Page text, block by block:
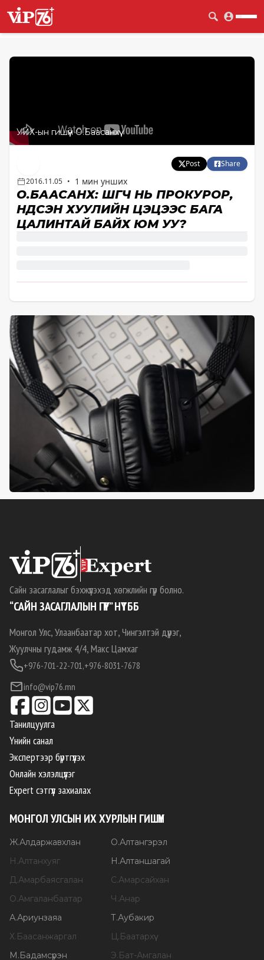
УИХ-ын гишүүн О.Баасанхүү
Post
Share
2016.11.05 • 1 мин унших
О.БААСАНХҮҮ: ШҮҮГЧ НЬ ПРОКУРОР,
ҮНДСЭН ХУУЛИЙН ЦЭЦЭЭС БАГА
ЦАЛИНТАЙ БАЙХ ЮМ УУ?
Сайн засаглалыг бэхжүүлэхэд хөгжлийн гүүр болно.
“САЙН ЗАСАГЛАЛЫН ГҮҮР” НҮТББ
Монгол Улс, Улаанбаатар хот, Чингэлтэй дүүрэг,
Жуулчны гудамж 4/4, Макс Цамхаг
+976-701-22-701,+976-8031-7678
info@vip76.mn
Танилцуулга
Үнийн санал
Экспертээр бүртгүүлэх
Онлайн хэлэлцүүлэг
Expert сэтгүүл захиалах
МОНГОЛ УЛСЫН ИХ ХУРЛЫН ГИШҮҮН
Ж.Алдаржавхлан О.Алтангэрэл
Н.Алтанхуяг Н.Алтаншагай
Д.Амарбаясгалан С.Амарсайхан
О.Амгаланбаатар Ч.Анар
А.Ариунзаяа Т.Аубакир
Х.Баасанжаргал Ц.Баатархүү
М.Бадамсүрэн Э.Бат-Амгалан